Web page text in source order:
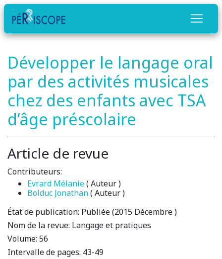
Développer le langage oral
par des activités musicales
chez des enfants avec TSA
d’âge préscolaire
Article de revue
Contributeurs:
Evrard Mélanie( Auteur )
Bolduc Jonathan( Auteur )
État de publication: Publiée (2015 Décembre )
Nom de la revue: Langage et pratiques
Volume: 56
Intervalle de pages: 43-49